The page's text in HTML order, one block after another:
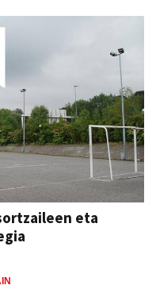
eta